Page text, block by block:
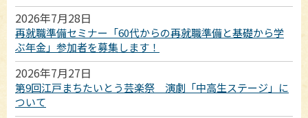
2026年7月28日
再就職準備セミナー「60代からの再就職準備と基礎から学
ぶ年金」参加者を募集します！
2026年7月27日
第9回江戸まちたいとう芸楽祭 演劇「中高生ステージ」に
ついて